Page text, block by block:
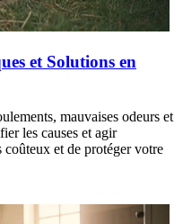
et Solutions en
mauvaises odeurs et
les causes et agir
coûteux et de protéger votre